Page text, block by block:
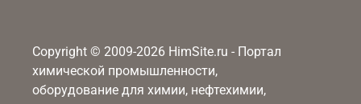
Copyright © 2009-2026 HimSite.ru - Портал
химической промышленности,
оборудование для химии, нефтехимии,